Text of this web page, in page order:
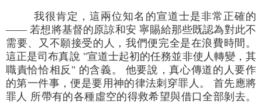
我很肯定，這兩位知名的宣道士是非常正確的
—— 若想將基督的原諒和安 寧賜給那些既認為對此不
需要、又不願接受的人，我們便完全是在浪費時間。
這正是司布真說 "宣道士起初的任務並非使人轉變，其
職責恰恰相反" 的含義。 他要說，真心傳道的人要作
的第一件事，便是要用神的律法刺穿罪人。 首先應將
罪人 所帶有的各種虛空的得救希望與借口全部剝去。